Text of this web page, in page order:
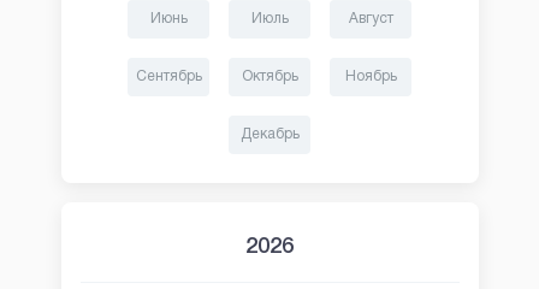
Июнь Июль Август
Сентябрь Октябрь Ноябрь
Декабрь
2026